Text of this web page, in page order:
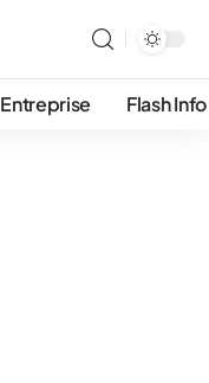
Entreprise Flash Info